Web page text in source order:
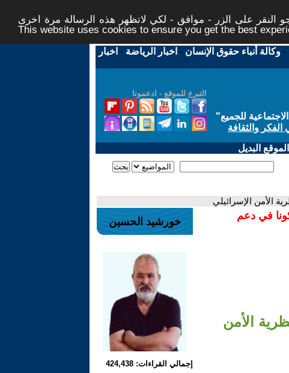
النقر على الزر - موافق - لكي لاتظهر هذه الرسالة مرة اخرى -
This website uses cookies to ensure you get the best
-وكالة أنباء حقوق الإنسان - اخبار الرياضة - اخبار
التبرع للموقع - ادعمونا
للجميع"
والثقافة
البديل
الأمن الإسرائيلي
في دعم
الأمن
خورشيد الحسين
إجمالي القراءات: 424,438